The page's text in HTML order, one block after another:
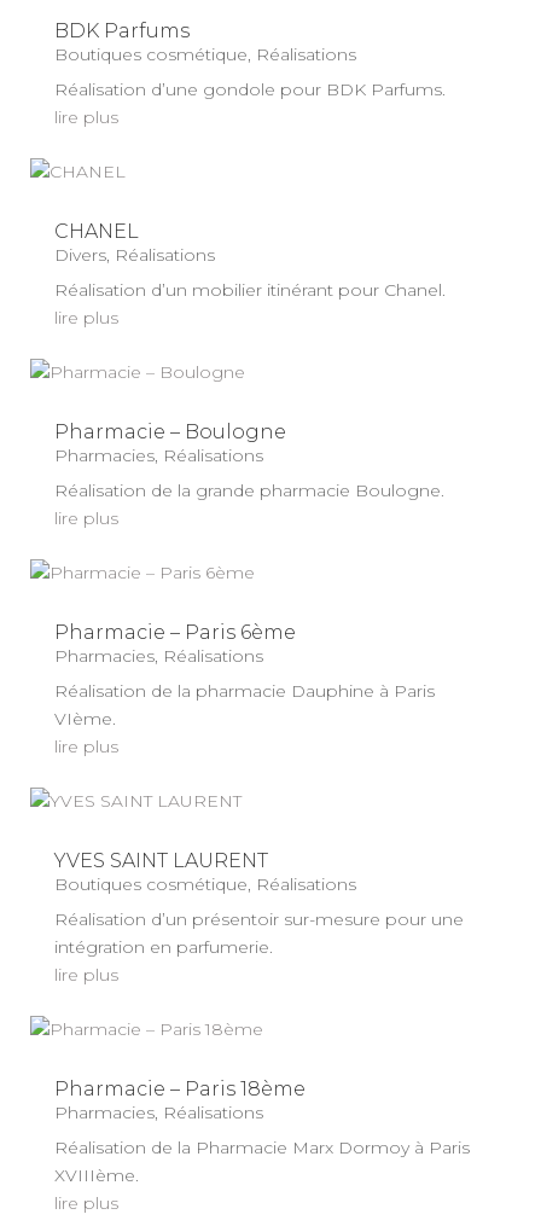
BDK Parfums
Boutiques cosmétique, Réalisations
Réalisation d’une gondole pour BDK Parfums.
lire plus
CHANEL
Divers, Réalisations
Réalisation d’un mobilier itinérant pour Chanel.
lire plus
Pharmacie – Boulogne
Pharmacies, Réalisations
Réalisation de la grande pharmacie Boulogne.
lire plus
Pharmacie – Paris 6ème
Pharmacies, Réalisations
Réalisation de la pharmacie Dauphine à Paris
VIème.
lire plus
YVES SAINT LAURENT
Boutiques cosmétique, Réalisations
Réalisation d’un présentoir sur-mesure pour une
intégration en parfumerie.
lire plus
Pharmacie – Paris 18ème
Pharmacies, Réalisations
Réalisation de la Pharmacie Marx Dormoy à Paris
XVIIIème.
lire plus